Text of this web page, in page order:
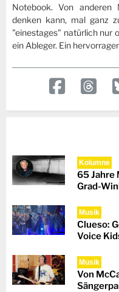
Notebook. Von anderen
denken kann, mal ganz
"einestages" natürlich nur
ein Ableger. Ein
Kolumne
65 Jahre
Grad-
Musik
Clueso:
Voice
Musik
Von